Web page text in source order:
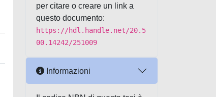
per citare o creare un link a
questo documento:
https://hdl.handle.net/20.5
00.14242/251009
Informazioni